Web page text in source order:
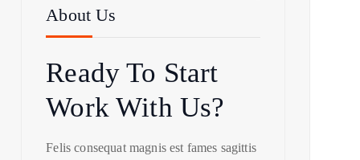
About Us
Ready To Start
Work With Us?
Felis consequat magnis est fames sagittis